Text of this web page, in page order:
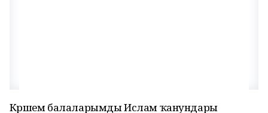
Күршем балаларымды Ислам ҡанундары